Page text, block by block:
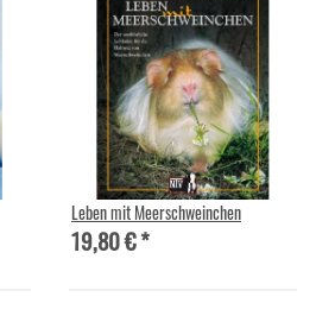
Leben mit Meerschweinchen
19,80 €*